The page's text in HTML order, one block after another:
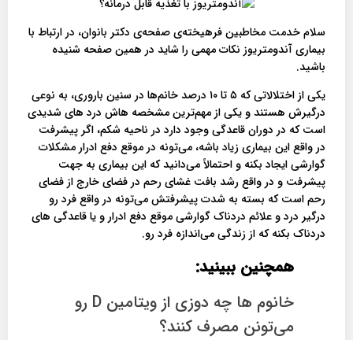
سلام خدمت مخاطبین فرهیخته‌ی صفحه‌ی دکتر بانوان، در ارتباط با
بیماری آندومتریوز نکات مهمی را شاید در همین صفحه شنیده
باشید.
یکی از اختلالاتی که ۵ تا ۱۰ درصد خانم‌ها در سنین باروری، به نوعی
درگیرش هستند و یکی از مهم‌ترین مشخصه‌ هاش درد های شدیدی
است که در دوران قاعدگی وجود دارد در ناحیه شکم، اگر پیشرفت
در واقع این بیماری زیاد باشه، می‌تونه در موقع دفع ادرار مشکلات
گوارشی ایجاد بکنه و احتمالاً می‌دانید که این بیماری به جهت
پیشرفت و در واقع رشد بافت غشای رحم در فضای خارج از فضای
رحم است که بسته به شدت پیشرفتش می‌تونه در واقع فرد رو
درگیر درد و علائم دردناک گوارشی موقع دفع ادرار و یا قاعدگی های
دردناک بکنه که از زندگی می‌اندازه فرد رو.
همچنین ببینید:
خانوم ها چه دوزی از ویتامین D رو
می‌تونن مصرف کنند؟